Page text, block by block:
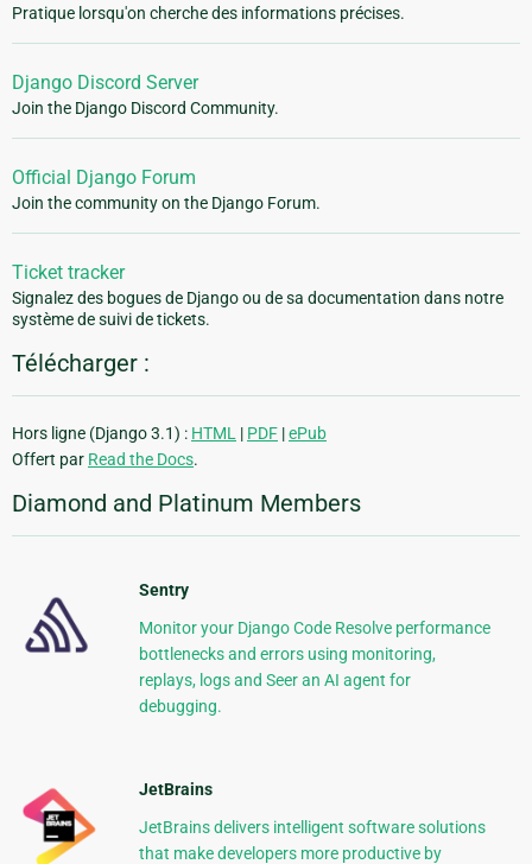
Pratique lorsqu'on cherche des informations précises.
Django Discord Server
Join the Django Discord Community.
Official Django Forum
Join the community on the Django Forum.
Ticket tracker
Signalez des bogues de Django ou de sa documentation dans notre
système de suivi de tickets.
Télécharger :
Hors ligne (Django 3.1) : HTML | PDF |ePub
Offert par Read the Docs.
Diamond and Platinum Members
Sentry
Monitor your Django Code Resolve performance
bottlenecks and errors using monitoring,
replays, logs and Seer an AI agent for
debugging.
JetBrains
JetBrains delivers intelligent software solutions
that make developers more productive by